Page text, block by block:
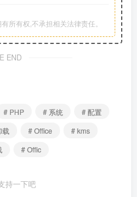
所有权,不承担相关法律责任。
END
# PHP # 系统
# 配置
载 # Office
# kms
# Offic
持一下吧